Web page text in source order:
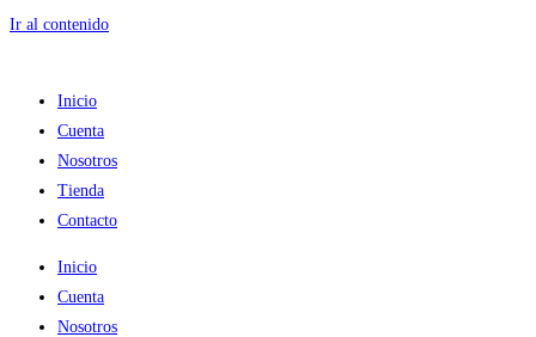
Ir al contenido
Inicio
Cuenta
Nosotros
Tienda
Contacto
Inicio
Cuenta
Nosotros